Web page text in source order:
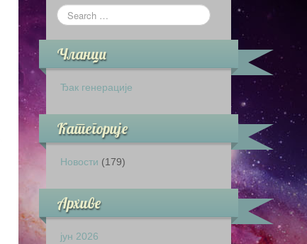
Чланци
Ђак генерације
Категорије
Новости (179)
Архиве
јун 2026